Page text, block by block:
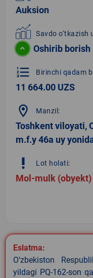
Auksion
Savdo o‘tkazish
Oshirib borish
format_list_numbered Birinchi qadam
11 664.00 UZS
location_on Manzil:
Toshkent viloyati,
m.f.y 46a uy
priority_high Lot holati:
Mol-mulk
Eslatma:
O‘zbekiston
yildagi PQ-162-son